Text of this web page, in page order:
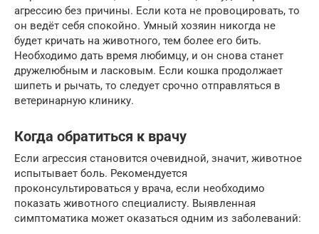
агрессию без причины. Если кота не провоцировать, то
он ведёт себя спокойно. Умный хозяин никогда не
будет кричать на животного, тем более его бить.
Необходимо дать время любимцу, и он снова станет
дружелюбным и ласковым. Если кошка продолжает
шипеть и рычать, то следует срочно отправляться в
ветеринарную клинику.
Когда обратиться к врачу
Если агрессия становится очевидной, значит, животное
испытывает боль. Рекомендуется
проконсультироваться у врача, если необходимо
показать животного специалисту. Выявленная
симптоматика может оказаться одним из заболеваний: